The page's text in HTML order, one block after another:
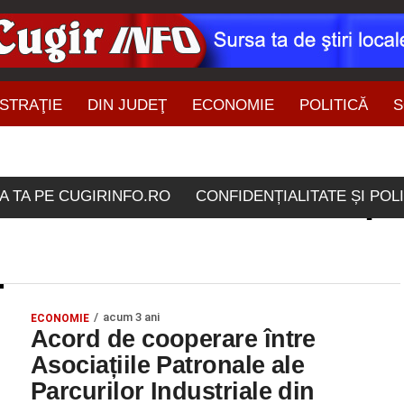
DIN JUDEŢ ECONOMIE POLITICĂ
TA PE CUGIRINFO.RO CONFIDENȚIALITATE ȘI
etichetate "asociatii
ECONOMIE acum 3 ani
Acord de cooperare între
Asociațiile Patronale ale
Parcurilor Industriale din